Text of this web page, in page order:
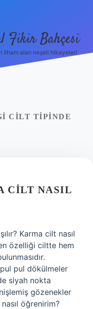
Fikir Bahçesi
ilham alan neşeli hikayeler!
CILT TIPINDE
CILT NASIL
Karma cilt nasıl
özelliği ciltte hem
pul dökülmeler
siyah nokta
gözenekler
öğrenirim?